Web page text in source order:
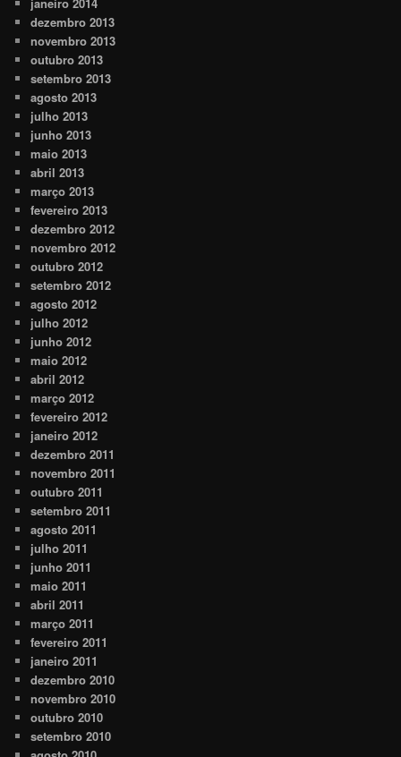
dezembro 2013
novembro 2013
outubro 2013
setembro 2013
agosto 2013
julho 2013
junho 2013
maio 2013
abril 2013
março 2013
fevereiro 2013
dezembro 2012
novembro 2012
outubro 2012
setembro 2012
agosto 2012
julho 2012
junho 2012
maio 2012
abril 2012
março 2012
fevereiro 2012
janeiro 2012
dezembro 2011
novembro 2011
outubro 2011
setembro 2011
agosto 2011
julho 2011
junho 2011
maio 2011
abril 2011
março 2011
fevereiro 2011
janeiro 2011
dezembro 2010
novembro 2010
outubro 2010
setembro 2010